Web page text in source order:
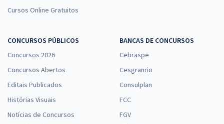
Cursos Online Gratuitos
CONCURSOS PÚBLICOS
Concursos 2026
Concursos Abertos
Editais Publicados
Histórias Visuais
Notícias de Concursos
BANCAS DE CONCURSOS
Cebraspe
Cesgranrio
Consulplan
FCC
FGV